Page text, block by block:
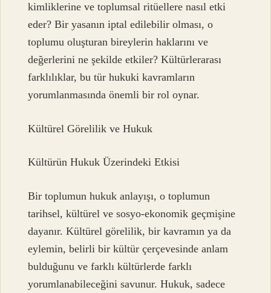
kimliklerine ve toplumsal ritüellere nasıl etki
eder? Bir yasanın iptal edilebilir olması, o
toplumu oluşturan bireylerin haklarını ve
değerlerini ne şekilde etkiler? Kültürlerarası
farklılıklar, bu tür hukuki kavramların
yorumlanmasında önemli bir rol oynar.
Kültürel Görelilik ve Hukuk
Kültürün Hukuk Üzerindeki Etkisi
Bir toplumun hukuk anlayışı, o toplumun
tarihsel, kültürel ve sosyo-ekonomik geçmişine
dayanır. Kültürel görelilik, bir kavramın ya da
eylemin, belirli bir kültür çerçevesinde anlam
bulduğunu ve farklı kültürlerde farklı
yorumlanabileceğini savunur. Hukuk, sadece